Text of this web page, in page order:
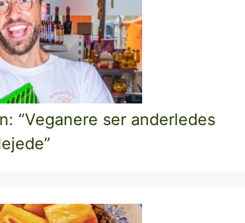
“Veganere ser anderledes